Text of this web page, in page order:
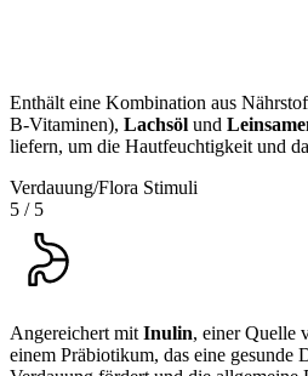
Enthält eine Kombination aus
B-Vitaminen), Lachsöl und
liefern, um die Hautfeuchtigkeit und
Verdauung/Flora Stimuli
5 / 5
Angereichert mit Inulin, einer Quelle
einem Präbiotikum, das eine gesunde